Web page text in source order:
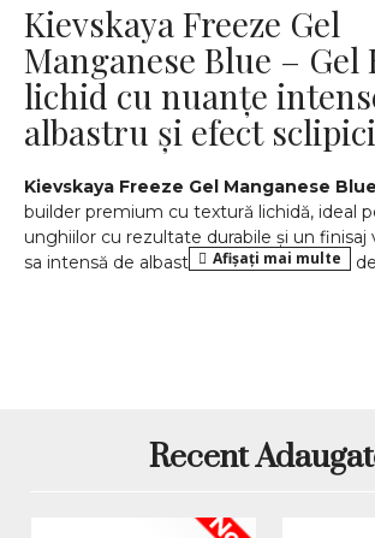
Kievskaya Freeze Gel
Manganese Blue –
lichid cu nuanțe
albastru și efect
Kievskaya Freeze Gel Manganese Blue
builder premium cu textură lichidă, ideal
unghiilor cu rezultate durabile și un finisaj
sa intensă de albastru mangan, însoțită
ideală pentru modelare și finisare.
particule delicate
Polimerizare rapidă:
întărire
Recent